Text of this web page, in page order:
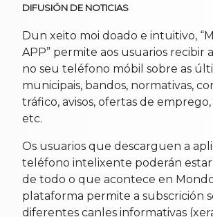
DIFUSIÓN DE NOTICIAS
Dun xeito moi doado e intuitivo,
APP” permite aos usuarios recibir
no seu teléfono móbil sobre as
municipais, bandos, normativas,
tráfico, avisos, ofertas de
etc.
Os usuarios que descarguen a
teléfono intelixente poderán
de todo o que acontece en
plataforma permite a subscrición
diferentes canles informativas